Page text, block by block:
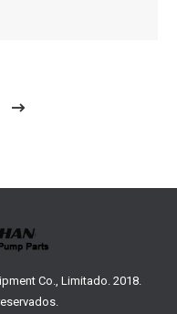
Co., Limitado. 2018.